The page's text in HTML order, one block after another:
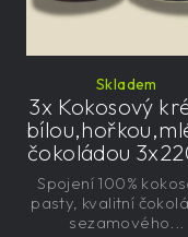
Skladem
3x Kokosový
čokoládou
řemeslný
Spojení 100%
pasty, kvalitní
sezamového...